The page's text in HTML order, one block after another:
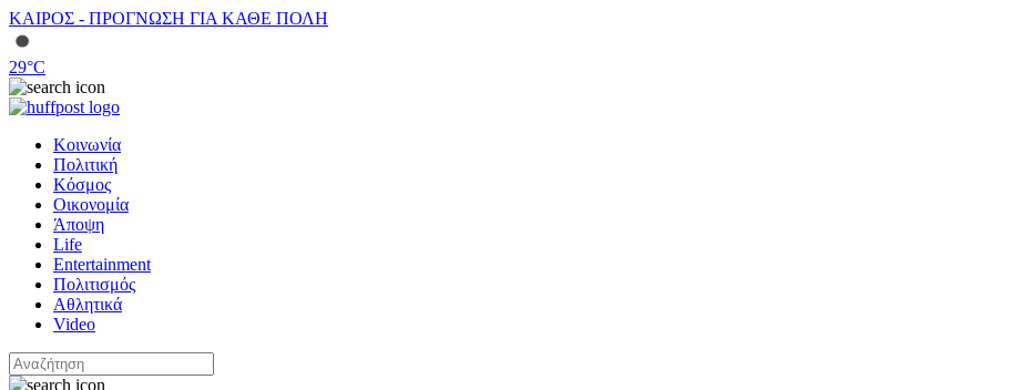
ΚΑΙΡΟΣ - ΠΡΟΓΝΩΣΗ ΓΙΑ ΚΑΘΕ ΠΟΛΗ
29°C
Κοινωνία
Πολιτική
Κόσμος
Οικονομία
Άποψη
Life
Entertainment
Πολιτισμός
Αθλητικά
Video